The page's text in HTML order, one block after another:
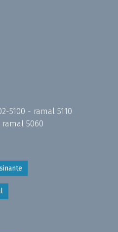
5100 - ramal 5110
ramal 5060